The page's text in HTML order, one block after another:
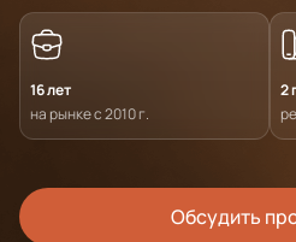
16 лет
на рынке с 2010 г.
2
Обсудить